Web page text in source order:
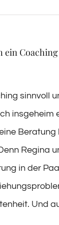
ein
sinnvoll
insgeheim
Beratung
Regina
in der
Und